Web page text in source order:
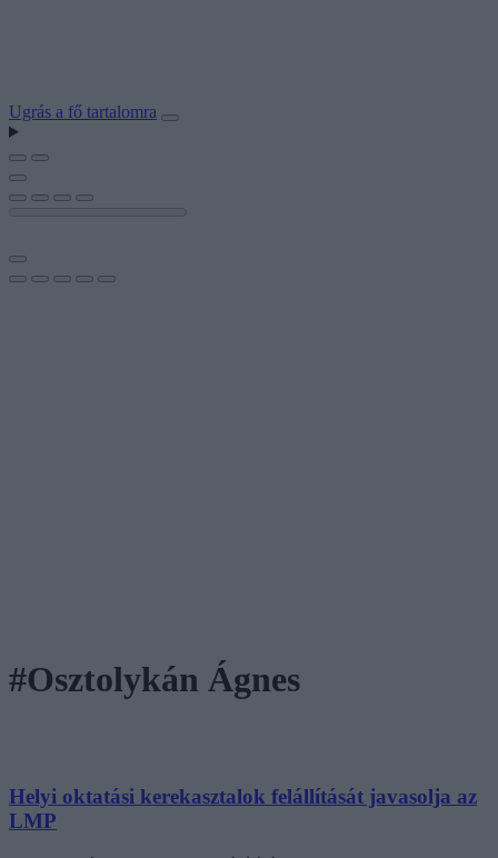
Ugrás a fő tartalomra
#Osztolykán Ágnes
Helyi oktatási kerekasztalok felállítását javasolja az
LMP